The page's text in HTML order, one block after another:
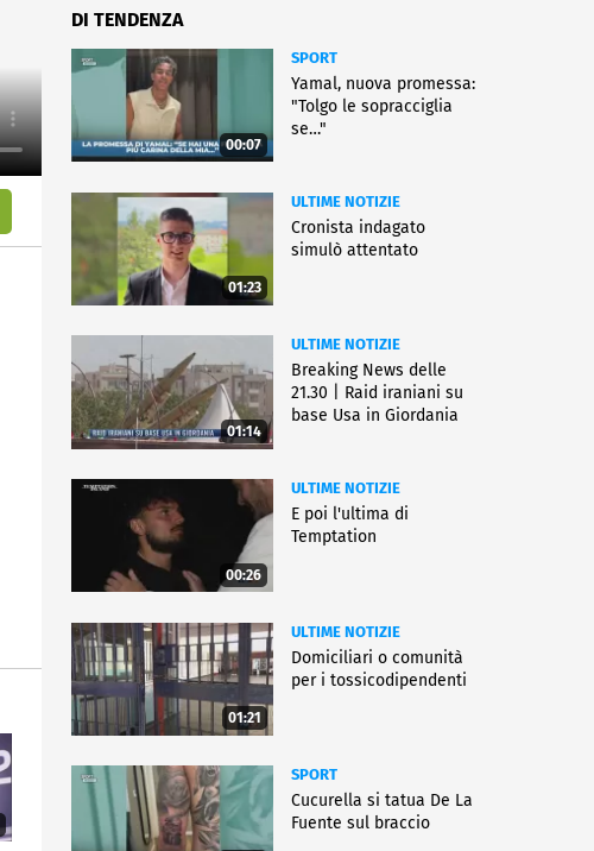
DI TENDENZA
00:07
SPORT
Yamal, nuova promessa:
"Tolgo le sopracciglia
se…"
01:23
ULTIME NOTIZIE
Cronista indagato
simulò attentato
01:14
ULTIME NOTIZIE
Breaking News delle
21.30 | Raid iraniani su
base Usa in Giordania
00:26
ULTIME NOTIZIE
E poi l'ultima di
Temptation
01:21
ULTIME NOTIZIE
Domiciliari o comunità
per i tossicodipendenti
SPORT
Cucurella si tatua De La
Fuente sul braccio